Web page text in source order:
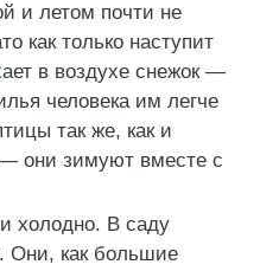
и летом почти не
как только наступит
в воздухе снежок —
человека им легче
так же, как и
они зимуют вместе с
холодно. В саду
Они, как большие